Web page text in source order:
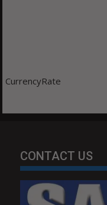
CurrencyRate
CONTACT US